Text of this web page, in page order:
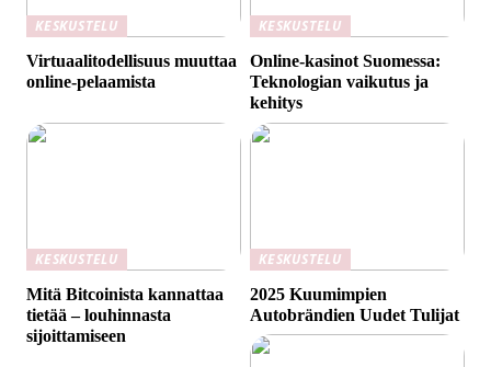
KESKUSTELU
Virtuaalitodellisuus muuttaa
online-pelaamista
KESKUSTELU
Online-kasinot Suomessa:
Teknologian vaikutus ja
kehitys
KESKUSTELU
Mitä Bitcoinista kannattaa
tietää – louhinnasta
sijoittamiseen
KESKUSTELU
2025 Kuumimpien
Autobrändien Uudet Tulijat